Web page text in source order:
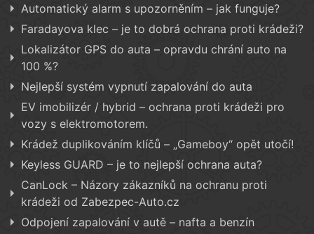
Automatický alarm s upozorněním – jak funguje?
Faradayova klec – je to dobrá ochrana proti krádeži?
Lokalizátor GPS do auta – opravdu chrání auto na
100 %?
Nejlepší systém vypnutí zapalování do auta
EV imobilizér / hybrid – ochrana proti krádeži pro
vozy s elektromotorem.
Krádež duplikováním klíčů – „Gameboy“ opět utočí!
Keyless GUARD – je to nejlepší ochrana auta?
CanLock – Názory zákazníků na ochranu proti
krádeži od Zabezpec-Auto.cz
Odpojení zapalování v autě – nafta a benzín